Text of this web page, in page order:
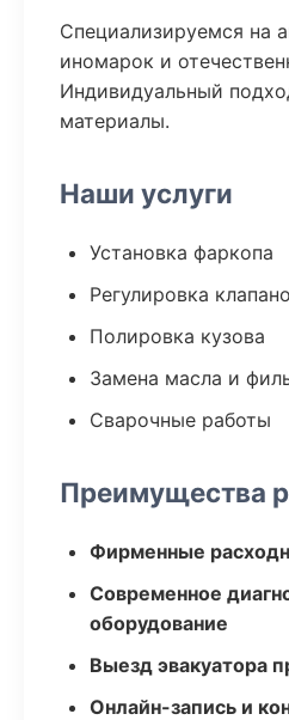
Специализируемся на
иномарок и
Индивидуальный
материалы.
Наши услуги
Установка фаркопа
Регулировка
Полировка кузова
Замена масла и
Сварочные работы
Преимущества
Фирменные
Современное
оборудование
Выезд эвакуатора
Онлайн-запись и